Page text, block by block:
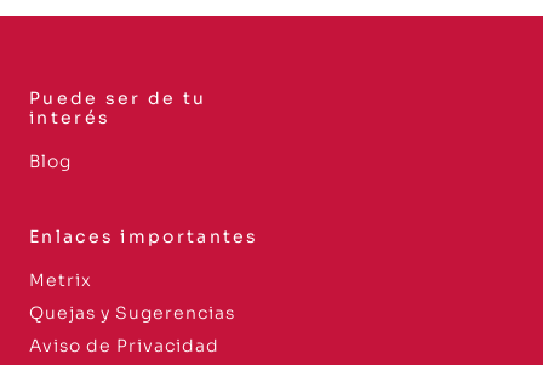
Puede ser de tu
interés
Blog
Enlaces importantes
Metrix
Quejas y Sugerencias
Aviso de Privacidad